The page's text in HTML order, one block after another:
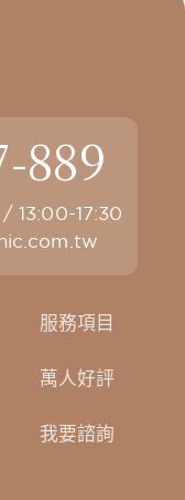
889
13:00-17:30
服務項目
萬人好評
我要諮詢